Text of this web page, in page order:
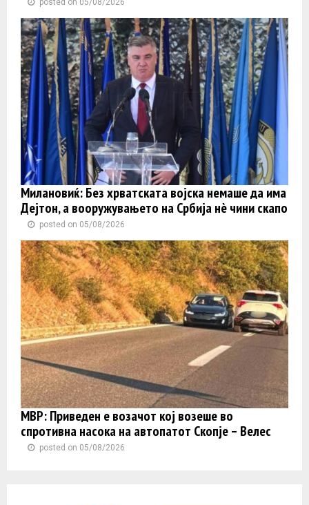
posted on 05/08/2026
Милановиќ: Без хрватската војска немаше да има
Дејтон, а вооружувањето на Србија нè чини скапо
posted on 05/08/2026
МВР: Приведен е возачот кој возеше во
спротивна насока на автопатот Скопје – Велес
posted on 05/08/2026